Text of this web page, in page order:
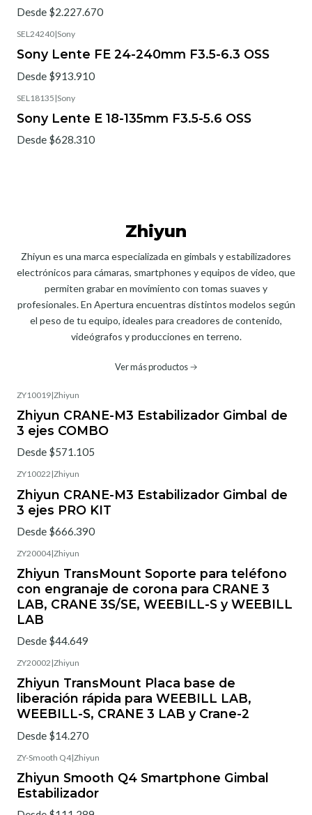
Desde $2.227.670
SEL24240|Sony
Sony Lente FE 24-240mm F3.5-6.3 OSS
Desde $913.910
SEL18135 |Sony
Sony Lente E 18-135mm F3.5-5.6 OSS
Desde $628.310
Zhiyun
Zhiyun es una marca especializada en gimbals y estabilizadores
electrónicos para cámaras, smartphones y equipos de video, que
permiten grabar en movimiento con tomas suaves y
profesionales. En Apertura encuentras distintos modelos según
el peso de tu equipo, ideales para creadores de contenido,
videógrafos y producciones en terreno.
Ver más productos
ZY10019|Zhiyun
Zhiyun CRANE-M3 Estabilizador Gimbal de
3 ejes COMBO
Desde $571.105
ZY10022 |Zhiyun
Zhiyun CRANE-M3 Estabilizador Gimbal de
3 ejes PRO KIT
Desde $666.390
ZY20004|Zhiyun
Zhiyun TransMount Soporte para teléfono
con engranaje de corona para CRANE 3
LAB, CRANE 3S/SE, WEEBILL-S y WEEBILL
LAB
Desde $44.649
ZY20002 |Zhiyun
Zhiyun TransMount Placa base de
liberación rápida para WEEBILL LAB,
WEEBILL-S, CRANE 3 LAB y Crane-2
Desde $14.270
ZY-Smooth Q4|Zhiyun
Zhiyun Smooth Q4 Smartphone Gimbal
Estabilizador